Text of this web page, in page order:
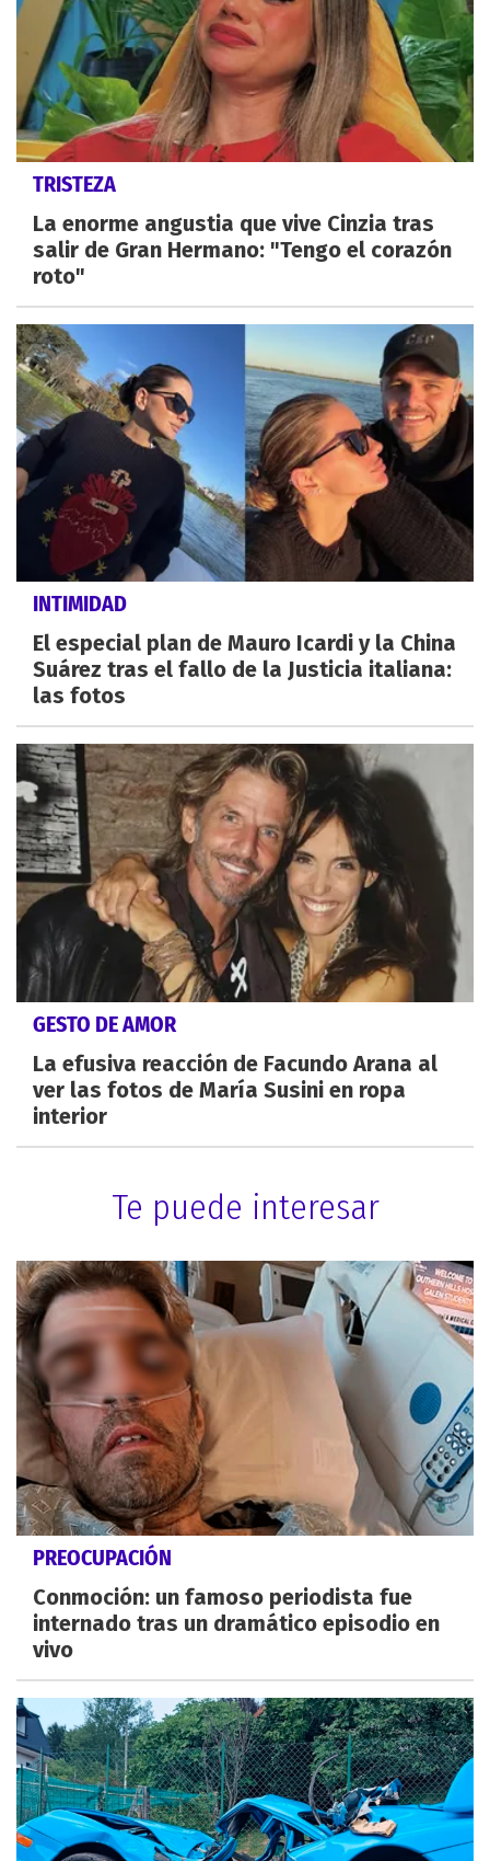
TRISTEZA
La enorme angustia que vive Cinzia tras
salir de Gran Hermano: "Tengo el corazón
roto"
INTIMIDAD
El especial plan de Mauro Icardi y la China
Suárez tras el fallo de la Justicia italiana:
las fotos
GESTO DE AMOR
La efusiva reacción de Facundo Arana al
ver las fotos de María Susini en ropa
interior
Te puede interesar
PREOCUPACIÓN
Conmoción: un famoso periodista fue
internado tras un dramático episodio en
vivo